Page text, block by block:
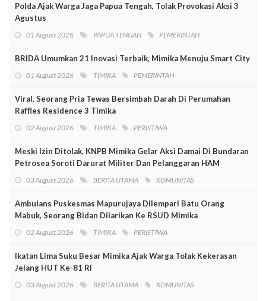
Polda Ajak Warga Jaga Papua Tengah, Tolak Provokasi Aksi 3
Agustus
01 August 2026 PAPUA TENGAH PEMERINTAH
BRIDA Umumkan 21 Inovasi Terbaik, Mimika Menuju Smart City
01 August 2026 TIMIKA PEMERINTAH
Viral, Seorang Pria Tewas Bersimbah Darah Di Perumahan
Raffles Residence 3 Timika
02 August 2026 TIMIKA PERISTIWA
Meski Izin Ditolak, KNPB Mimika Gelar Aksi Damai Di Bundaran
Petrosea Soroti Darurat Militer Dan Pelanggaran HAM
03 August 2026 BERITA UTAMA KOMUNITAS
Ambulans Puskesmas Mapurujaya Dilempari Batu Orang
Mabuk, Seorang Bidan Dilarikan Ke RSUD Mimika
02 August 2026 TIMIKA PERISTIWA
Ikatan Lima Suku Besar Mimika Ajak Warga Tolak Kekerasan
Jelang HUT Ke-81 RI
03 August 2026 BERITA UTAMA KOMUNITAS